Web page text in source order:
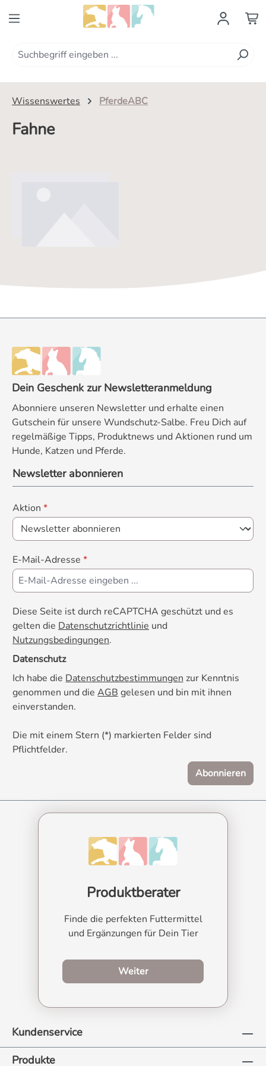
Zum Hauptinhalt springen
Wissenswertes PferdeABC
Fahne
Dein Geschenk zur Newsletteranmeldung
Abonniere unseren Newsletter und erhalte einen
Gutschein für unsere Wundschutz-Salbe. Freu Dich auf
regelmäßige Tipps, Produktnews und Aktionen rund um
Hunde, Katzen und Pferde.
Newsletter abonnieren
Aktion *
E-Mail-Adresse *
Diese Seite ist durch reCAPTCHA geschützt und es
gelten die Datenschutzrichtlinie und
Nutzungsbedingungen.
Datenschutz
Ich habe die Datenschutzbestimmungen zur Kenntnis
genommen und die AGB gelesen und bin mit ihnen
einverstanden.
Die mit einem Stern (*) markierten Felder sind
Pflichtfelder.
Abonnieren
Produktberater
Finde die perfekten Futtermittel
und Ergänzungen für Dein Tier
Weiterzum Produktberater
Kundenservice
Produkte